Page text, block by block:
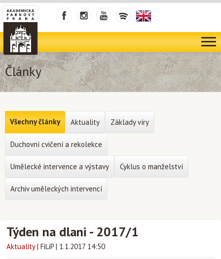
Články
Týden na dlani - 2017/1
Aktuality | FiLiP | 1.1.2017 14:50
Všechny články Aktuality Základy víry
Duchovní cvičení a rekolekce
Umělecké intervence a výstavy Cyklus o manželství
Archiv uměleckých intervencí